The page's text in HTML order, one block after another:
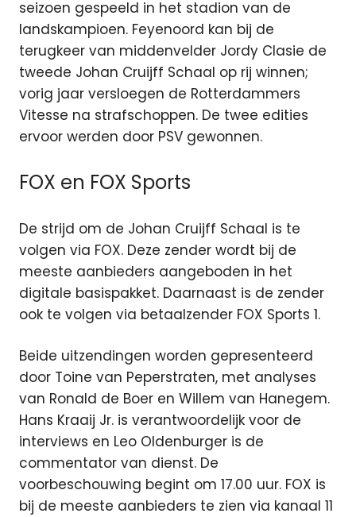
seizoen gespeeld in het stadion van de
landskampioen. Feyenoord kan bij de
terugkeer van middenvelder Jordy Clasie de
tweede Johan Cruijff Schaal op rij winnen;
vorig jaar versloegen de Rotterdammers
Vitesse na strafschoppen. De twee edities
ervoor werden door PSV gewonnen.
FOX en FOX Sports
De strijd om de Johan Cruijff Schaal is te
volgen via FOX. Deze zender wordt bij de
meeste aanbieders aangeboden in het
digitale basispakket. Daarnaast is de zender
ook te volgen via betaalzender FOX Sports 1.
Beide uitzendingen worden gepresenteerd
door Toine van Peperstraten, met analyses
van Ronald de Boer en Willem van Hanegem.
Hans Kraaij Jr. is verantwoordelijk voor de
interviews en Leo Oldenburger is de
commentator van dienst. De
voorbeschouwing begint om 17.00 uur. FOX is
bij de meeste aanbieders te zien via kanaal 11